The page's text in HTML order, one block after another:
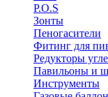
P.O.S
Зонты
Пеногасители
Фитинг для
Редукторы
Павильоны и
Инструменты